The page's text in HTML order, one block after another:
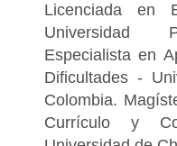
Licenciada en
Universidad
Especialista en
Dificultades -
Colombia.
Currículo y